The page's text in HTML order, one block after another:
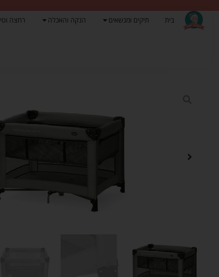
בית תיקים ומנשאים הנקה והאכלה רחצה